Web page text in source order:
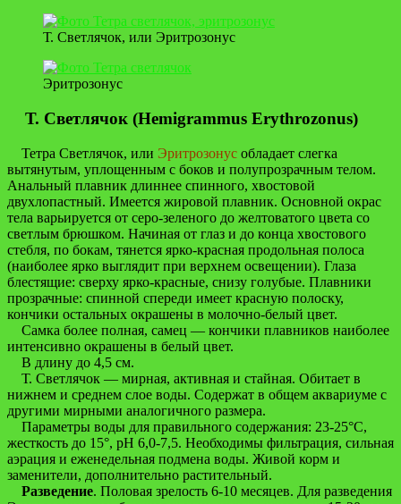
Т. Светлячок, или Эритрозонус
Эритрозонус
Т. Светлячок (Hemigrammus Erythrozonus)
Тетра Светлячок, или Эритрозонус обладает слегка
вытянутым, уплощенным с боков и полупрозрачным телом.
Анальный плавник длиннее спинного, хвостовой
двухлопастный. Имеется жировой плавник. Основной окрас
тела варьируется от серо-зеленого до желтоватого цвета со
светлым брюшком. Начиная от глаз и до конца хвостового
стебля, по бокам, тянется ярко-красная продольная полоса
(наиболее ярко выглядит при верхнем освещении). Глаза
блестящие: сверху ярко-красные, снизу голубые. Плавники
прозрачные: спинной спереди имеет красную полоску,
кончики остальных окрашены в молочно-белый цвет.
Самка более полная, самец — кончики плавников наиболее
интенсивно окрашены в белый цвет.
В длину до 4,5 см.
Т. Светлячок — мирная, активная и стайная. Обитает в
нижнем и среднем слое воды. Содержат в общем аквариуме с
другими мирными аналогичного размера.
Параметры воды для правильного содержания: 23-25°С,
жесткость до 15°, рН 6,0-7,5. Необходимы фильтрация, сильная
аэрация и еженедельная подмена воды. Живой корм и
заменители, дополнительно растительный.
Разведение. Половая зрелость 6-10 месяцев. Для разведения